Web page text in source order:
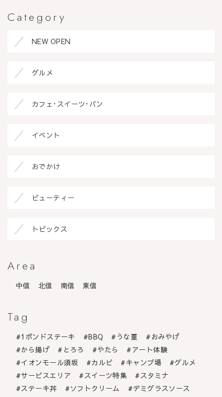
Category
NEW OPEN
グルメ
カフェ･スイーツ･パン
イベント
おでかけ
ビューティー
トピックス
Area
中信 北信 南信 東信
Tag
1ポンドステーキ BBQ うな重
おみやげ
から揚げ
とろろ やたら
アート体験
イオンモール須坂
カルビ キャンプ場
グルメ
サービスエリア
スイーツ特集
スタミナ
ステーキ丼
ソフトクリーム
デミグラスソース